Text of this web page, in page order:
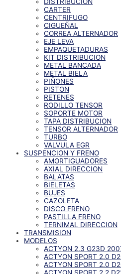
CARTER
CENTRIFUGO
CIGUEÑAL
CORREA ALTERNADOR
EJE LEVA
EMPAQUETADURAS
KIT DISTRIBUCION
METAL BANCADA
METAL BIELA
PIÑONES
PISTON
RETENES
RODILLO TENSOR
SOPORTE MOTOR
TAPA DISTRIBUCION
TENSOR ALTERNADOR
TURBO
VALVULA EGR
SUSPENCION Y FRENO
AMORTIGUADORES
AXIAL DIRECCION
BALATAS
BIELETAS
BUJES
CAZOLETA
DISCO FRENO
PASTILLA FRENO
TERNIMAL DIRECCION
TRANSMISION
MODELOS
ACTYON 2.3 G23D
ACTYON SPORT 2.0
ACTYON SPORT 2.0
ACTYON SPORT 2.2